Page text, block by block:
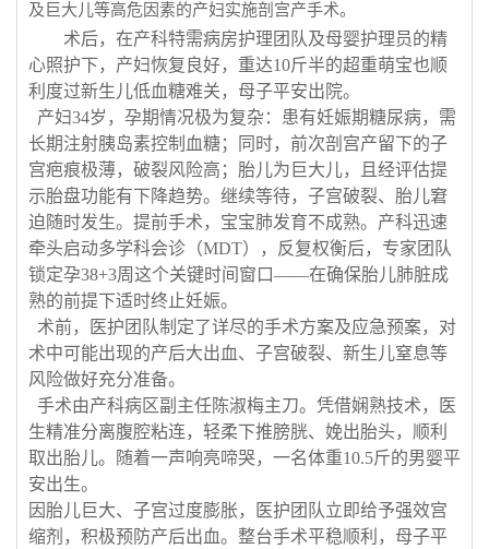
及巨大儿等高危因素的产妇实施剖宫产手术。
术后，在产科特需病房护理团队及母婴护理员的精
心照护下，产妇恢复良好，重达10斤半的超重萌宝也顺
利度过新生儿低血糖难关，母子平安出院。
产妇34岁，孕期情况极为复杂：患有妊娠期糖尿病，需
长期注射胰岛素控制血糖；同时，前次剖宫产留下的子
宫疤痕极薄，破裂风险高；胎儿为 巨大儿，且经评估提
示胎盘功能有下降趋势。 继续等待， 子宫破裂、胎儿窘
迫随时发生。 提前手术 ， 宝宝肺发育不成熟。 产科迅速
牵头启动多学科会诊（MDT），反复权衡后，专家团队
锁定孕38+3周这个关键时间窗口——在确保胎儿肺脏成
熟的前提下适时终止妊娠。
术前，医护团队制定了详尽的手术方案及应急预案，对
术中可能出现的产后大出血、子宫破裂、新生儿窒息等
风险做好充分准备。
手术由产科病区副主任陈淑梅主刀。凭借娴熟技术，医
生精准分离腹腔粘连，轻柔下推膀胱、娩出胎头，顺利
取出胎儿。随着一声响亮啼哭，一名体重10.5斤的男婴平
安出生。
因胎儿巨大、子宫过度膨胀，医护团队立即给予强效宫
缩剂，积极预防产后出血。 整台手术平稳顺利，母子平